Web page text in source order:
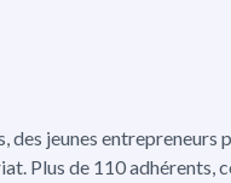
des jeunes entrepreneurs
Plus de 110 adhérents,